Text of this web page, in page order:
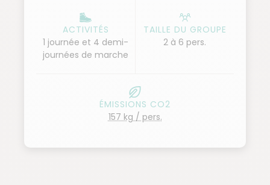
ACTIVITÉS
1 journée et 4 demi-
journées de marche
TAILLE DU GROUPE
2 à 6 pers.
ÉMISSIONS CO2
157 kg / pers.